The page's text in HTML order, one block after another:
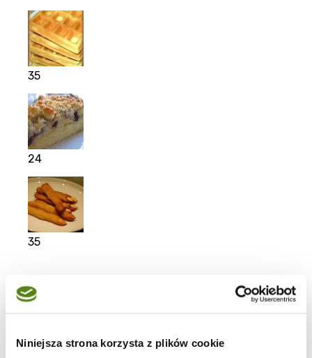
Niniejsza strona korzysta z plików cookie
35
24
35
Moje ulubione